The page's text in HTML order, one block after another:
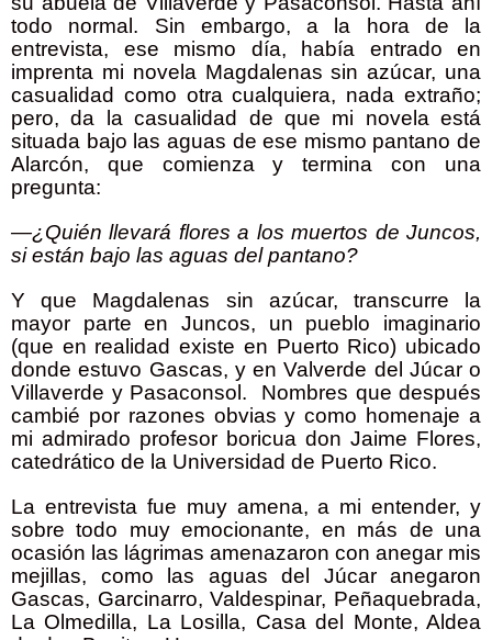
todo normal. Sin embargo, a la hora de la
entrevista, ese mismo día, había entrado en
imprenta mi novela Magdalenas sin azúcar, una
casualidad como otra cualquiera, nada extraño;
pero, da la casualidad de que mi novela está
situada bajo las aguas de ese mismo pantano de
Alarcón, que comienza y termina con una
pregunta:
—¿Quién llevará flores a los muertos de Juncos,
si están bajo las aguas del pantano?
Y que Magdalenas sin azúcar, transcurre la
mayor parte en Juncos, un pueblo imaginario
(que en realidad existe en Puerto Rico) ubicado
donde estuvo Gascas, y en Valverde del Júcar o
Villaverde y Pasaconsol.
Nombres que después
cambié por razones obvias y como homenaje a
mi admirado profesor boricua don Jaime Flores,
catedrático de la Universidad de Puerto Rico.
La entrevista fue muy amena, a mi entender, y
sobre todo muy emocionante, en más de una
ocasión las lágrimas amenazaron con anegar mis
mejillas, como las aguas del Júcar anegaron
Gascas, Garcinarro, Valdespinar, Peñaquebrada,
La Olmedilla, La Losilla, Casa del Monte, Aldea